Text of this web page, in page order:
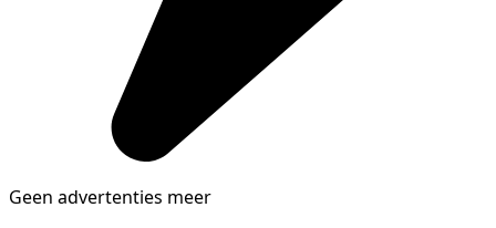
Geen advertenties meer